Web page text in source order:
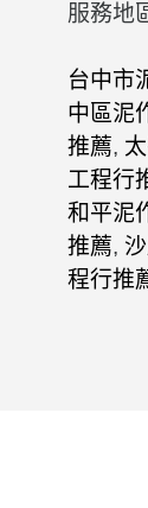
服務地
台中市
中區泥
推薦,
工程行
和平泥
推薦,
程行推